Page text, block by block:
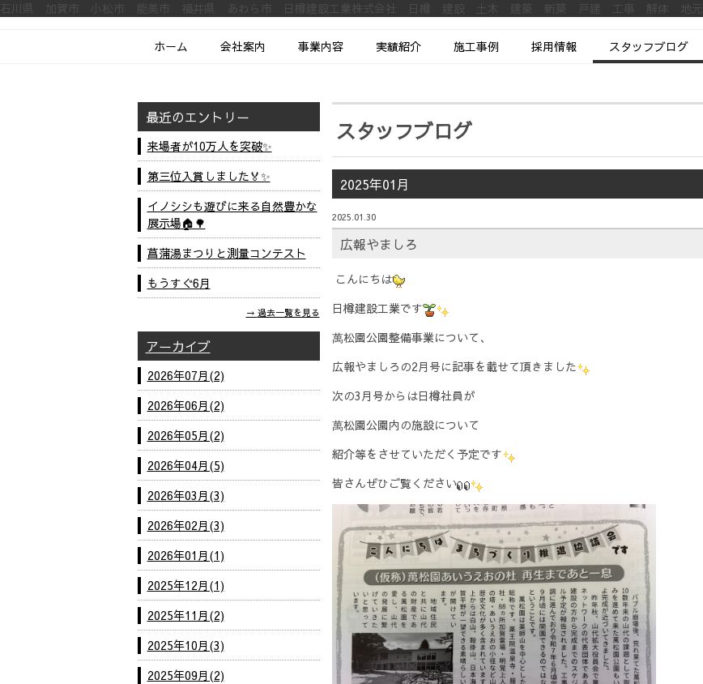
石川県 加賀市 小松市 能美市 福井県 あわら市 日樽建設工業株式会社 日樽 建設 土木 建築 新築 戸建 工事 解体 地
ホーム 会社案内 事業内容 実績紹介 施工事例 採用情報 スタッフブログ
スタッフブログ
2025年01月
2025.01.30
広報やましろ
こんにちは
日樽建設工業です
萬松園公園整備事業について、
広報やましろの2月号に記事を載せて頂きました
次の3月号からは日樽社員が
萬松園公園内の施設について
紹介等をさせていただく予定です
皆さんぜひご覧ください
最近のエントリー
来場者が10万人を突破✨
第三位入賞しました🏅✨
イノシシも遊びに来る自然豊かな
展示場🏠🌳
菖蒲湯まつりと測量コンテスト
もうすぐ6月
過去一覧を見る
アーカイブ
2026年07月(2)
2026年06月(2)
2026年05月(2)
2026年04月(5)
2026年03月(3)
2026年02月(3)
2026年01月(1)
2025年12月(1)
2025年11月(2)
2025年10月(3)
2025年09月(2)